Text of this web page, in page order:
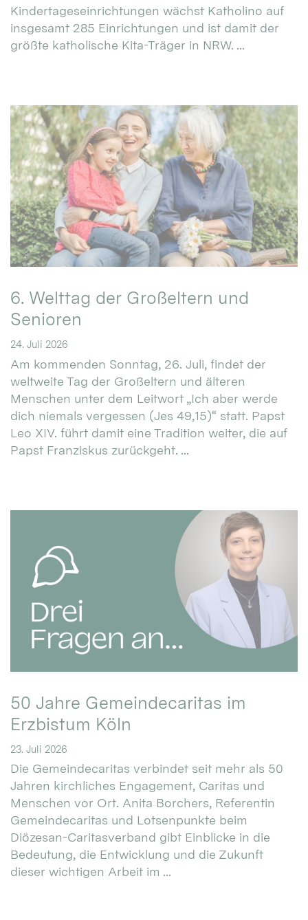
Kindertageseinrichtungen wächst Katholino auf
insgesamt 285 Einrichtungen und ist damit der
größte katholische Kita-Träger in NRW. ...
6. Welttag der Großeltern und
Senioren
24. Juli 2026
Am kommenden Sonntag, 26. Juli, findet der
weltweite Tag der Großeltern und älteren
Menschen unter dem Leitwort „Ich aber werde
dich niemals vergessen (Jes 49,15)“ statt. Papst
Leo XIV. führt damit eine Tradition weiter, die auf
Papst Franziskus zurückgeht. ...
50 Jahre Gemeindecaritas im
Erzbistum Köln
23. Juli 2026
Die Gemeindecaritas verbindet seit mehr als 50
Jahren kirchliches Engagement, Caritas und
Menschen vor Ort. Anita Borchers, Referentin
Gemeindecaritas und Lotsenpunkte beim
Diözesan-Caritasverband gibt Einblicke in die
Bedeutung, die Entwicklung und die Zukunft
dieser wichtigen Arbeit im ...